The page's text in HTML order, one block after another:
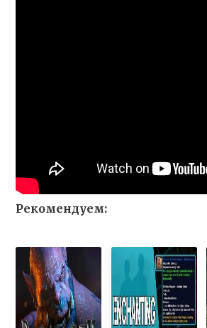
Рекомендуем: